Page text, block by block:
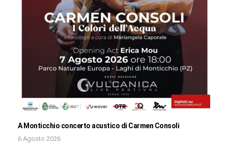
A Monticchio concerto acustico di Carmen Consoli
6 Agosto 2026